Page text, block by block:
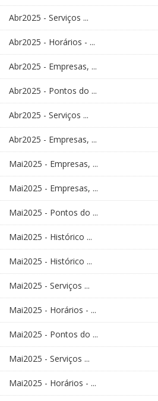
Abr2025 - Serviços ...
Abr2025 - Horários - ...
Abr2025 - Empresas, ...
Abr2025 - Pontos do ...
Abr2025 - Serviços ...
Abr2025 - Empresas, ...
Mai2025 - Empresas, ...
Mai2025 - Empresas, ...
Mai2025 - Pontos do ...
Mai2025 - Histórico ...
Mai2025 - Histórico ...
Mai2025 - Serviços ...
Mai2025 - Horários - ...
Mai2025 - Pontos do ...
Mai2025 - Serviços ...
Mai2025 - Horários - ...